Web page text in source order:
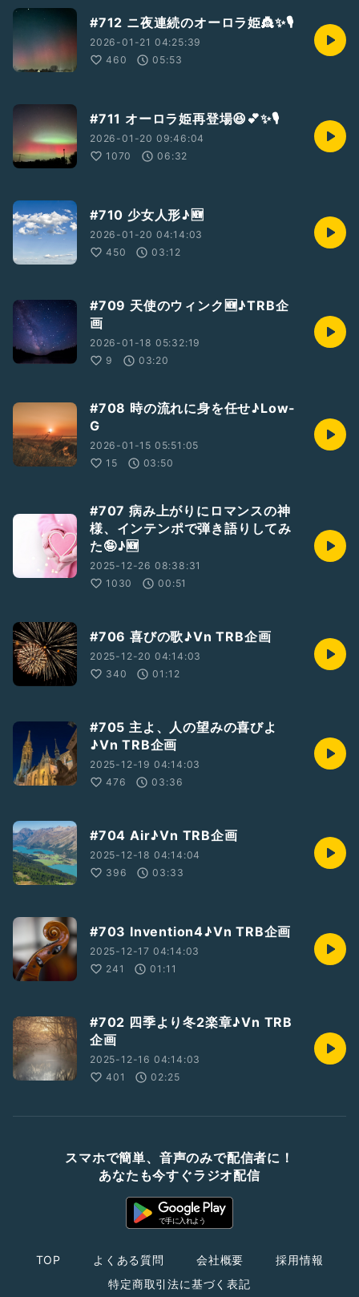
#712 ニ夜連続のオーロラ姫👸✨🎙️
2026-01-21 04:25:39
460
05:53
#711 オーロラ姫再登場😆💕✨🎙️
2026-01-20 09:46:04
1070
06:32
#710 少女人形♪🆕
2026-01-20 04:14:03
450
03:12
#709 天使のウィンク🆕♪TRB企
画
2026-01-18 05:32:19
9
03:20
#708 時の流れに身を任せ♪Low-
G
2026-01-15 05:51:05
15
03:50
#707 病み上がりにロマンスの神
様、インテンポで弾き語りしてみ
た🤪♪🆕
2025-12-26 08:38:31
1030
00:51
#706 喜びの歌♪Vn TRB企画
2025-12-20 04:14:03
340
01:12
#705 主よ、人の望みの喜びよ
♪Vn TRB企画
2025-12-19 04:14:03
476
03:36
#704 Air♪Vn TRB企画
2025-12-18 04:14:04
396
03:33
#703 Invention4♪Vn TRB企画
2025-12-17 04:14:03
241
01:11
#702 四季より冬2楽章♪Vn TRB
企画
2025-12-16 04:14:03
401
02:25
スマホで簡単、音声のみで配信者に！
あなたも今すぐラジオ配信
TOP よくある質問 会社概要
採用情報
特定商取引法に基づく表記